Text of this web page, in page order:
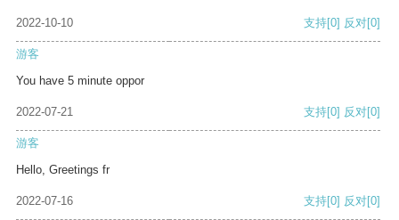
2022-10-10 支持[0] 反对[0]
游客
You have 5 minute oppor
2022-07-21 支持[0] 反对[0]
游客
Hello, Greetings fr
2022-07-16 支持[0] 反对[0]